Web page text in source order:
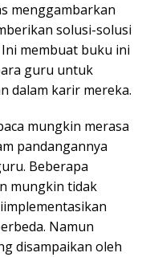
menggambarkan
solusi-solusi
membuat buku ini
guru untuk
dalam karir mereka.
mungkin merasa
pandangannya
Beberapa
mungkin tidak
Namun
disampaikan oleh